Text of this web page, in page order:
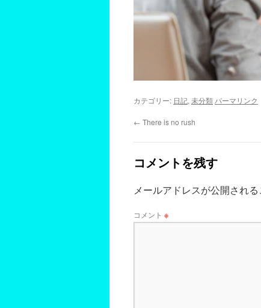
カテゴリー: 日記, 未分類 パーマリンク
← There is no rush
コメントを残す
メールアドレスが公開される
コメント ※